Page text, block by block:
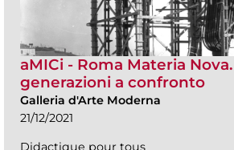
aMICi - Roma Materia
generazioni a confronto
Galleria d'Arte Moderna
21/12/2021
Didactique pour tous